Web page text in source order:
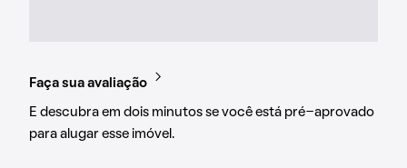
Faça sua avaliação
E descubra em dois minutos se você está pré-aprovado
para alugar esse imóvel.